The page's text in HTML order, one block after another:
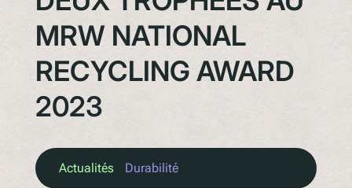
MRW NATIONAL
RECYCLING AWARD
2023
Actualités Durabilité